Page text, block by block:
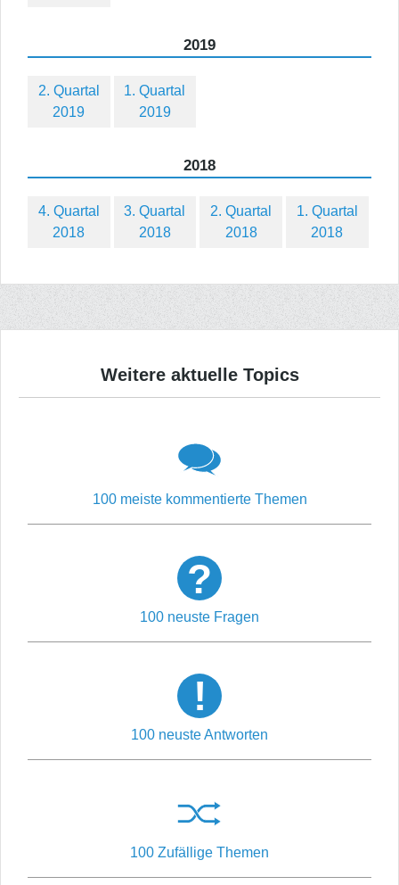
2019
2. Quartal
2019
1. Quartal
2019
2018
4. Quartal
2018
3. Quartal
2018
2. Quartal
2018
1. Quartal
2018
Weitere aktuelle Topics
100 meiste kommentierte Themen
100 neuste Fragen
100 neuste Antworten
100 Zufällige Themen